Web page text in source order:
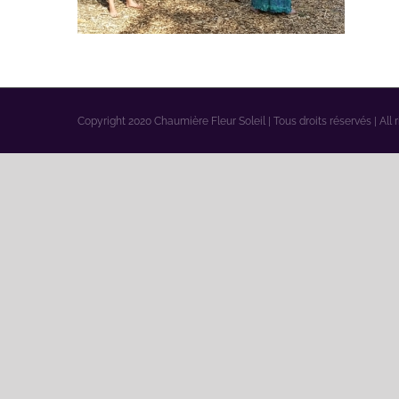
Copyright 2020 Chaumière Fleur Soleil | Tous droits réservés | All